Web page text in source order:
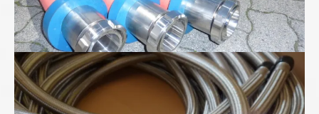
Metall-Ringwellschläuche